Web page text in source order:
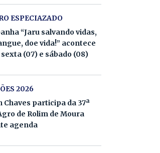
ESPECIAZADO
“Jaru salvando vidas,
doe vida!” acontece
(07) e sábado (08)
2026
Chaves participa da 37ª
de Rolim de Moura
agenda